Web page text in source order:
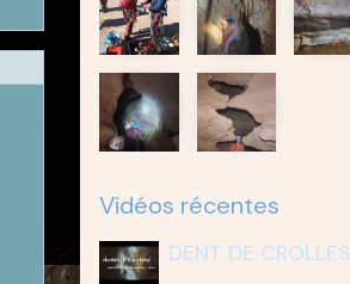
Vidéos récentes
DENT DE CROLLES